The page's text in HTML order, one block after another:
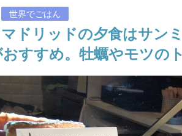
世界でごはん
マドリッドの夕食はサン
すすめ。牡蠣やモツの